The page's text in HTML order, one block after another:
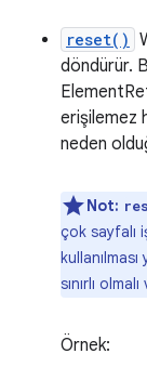
reset()
döndürür.
erişilemez
neden
Not:
çok sayfalı
sınırlı
Örnek: